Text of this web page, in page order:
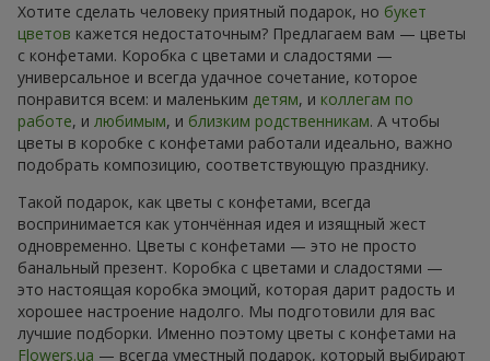
Хотите сделать человеку приятный подарок, но букет
цветов кажется недостаточным? Предлагаем вам — цветы
с конфетами. Коробка с цветами и сладостями —
универсальное и всегда удачное сочетание, которое
понравится всем: и маленьким детям, и коллегам по
работе, и любимым, и близким родственникам. А чтобы
цветы в коробке с конфетами работали идеально, важно
подобрать композицию, соответствующую празднику.
Такой подарок, как цветы с конфетами, всегда
воспринимается как утончённая идея и изящный жест
одновременно. Цветы с конфетами — это не просто
банальный презент. Коробка с цветами и сладостями —
это настоящая коробка эмоций, которая дарит радость и
хорошее настроение надолго. Мы подготовили для вас
лучшие подборки. Именно поэтому цветы с конфетами на
Flowers.ua — всегда уместный подарок, который выбирают